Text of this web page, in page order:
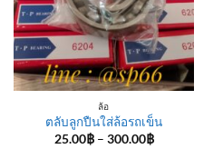
ล้อ
ตลับลูกปืนใส่ล้อรถเข็น
25.00฿ – 300.00฿Price